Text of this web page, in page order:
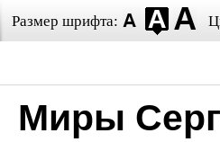
Размер шрифта:
Миры